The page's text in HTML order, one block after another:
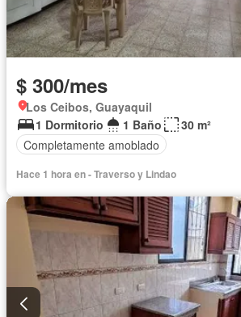
$ 300/mes
Los Ceibos, Guayaquil
1 Dormitorio
1 Baño
30 m²
Completamente amoblado
Hace 1 hora en - Traverso y Lindao